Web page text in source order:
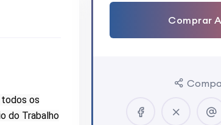
Comprar
os
do Trabalho